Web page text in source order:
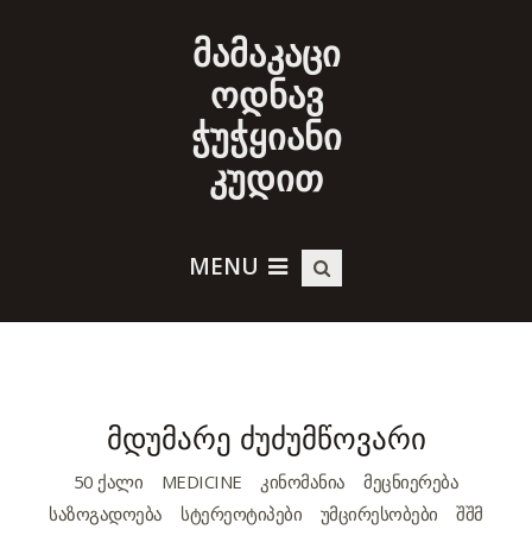
მამაკაცი
ოდნავ
ჭუჭყიანი
კუდით
MENU
მდუმარე ძუძუმწოვარი
50 ᲥᲐᲚᲘ MEDICINE ᲙᲘᲜᲝᲛᲐᲜᲘᲐ
ᲛᲔᲪᲜᲘᲔᲠᲔᲑᲐ
ᲡᲐᲖᲝᲒᲐᲓᲝᲔᲑᲐ
ᲡᲢᲔᲠᲔᲝᲢᲘᲞᲔᲑᲘ ᲣᲛᲪᲘᲠᲔᲡᲝᲑᲔᲑᲘ ᲨᲨᲛ